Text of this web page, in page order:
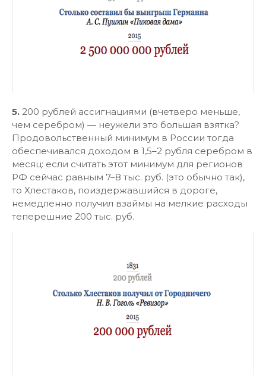
5. 200 рублей ассигнациями (вчетверо меньше,
чем серебром) — неужели это большая взятка?
Продовольственный минимум в России тогда
обеспечивался доходом в 1,5–2 рубля серебром в
месяц: если считать этот минимум для регионов
РФ сейчас равным 7–8 тыс. руб. (это обычно так),
то Хлестаков, поиздержавшийся в дороге,
немедленно получил взаймы на мелкие расходы
теперешние 200 тыс. руб.